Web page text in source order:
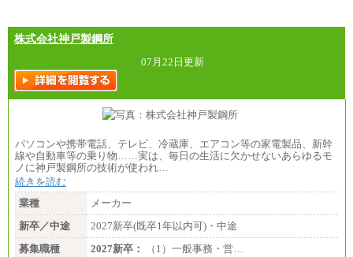
株式会社神戸製鋼所
07月22日更新
パソコンや携帯電話、テレビ、冷蔵庫、エアコン等の家電製品、新幹
線や自動車等の乗り物……実は、毎日の生活に欠かせないあらゆるモ
ノに神戸製鋼所の技術が使われ…
続きを読む
業種
メーカー
新卒／中途
2027新卒(既卒1年以内可)・中途
募集職種
2027新卒：
（1）一般事務・営…